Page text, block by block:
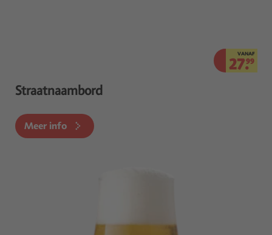
VANAF
27.99
Straatnaambord
Meer info